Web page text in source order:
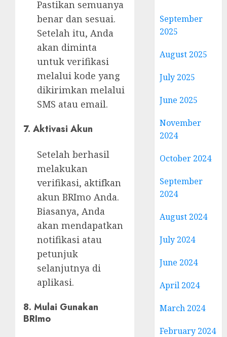
Pastikan semuanya
benar dan sesuai.
Setelah itu, Anda
akan diminta
untuk verifikasi
melalui kode yang
dikirimkan melalui
SMS atau email.
7. Aktivasi Akun
Setelah berhasil
melakukan
verifikasi, aktifkan
akun BRImo Anda.
Biasanya, Anda
akan mendapatkan
notifikasi atau
petunjuk
selanjutnya di
aplikasi.
8. Mulai Gunakan
BRImo
September
2025
August 2025
July 2025
June 2025
November
2024
October 2024
September
2024
August 2024
July 2024
June 2024
April 2024
March 2024
February 2024